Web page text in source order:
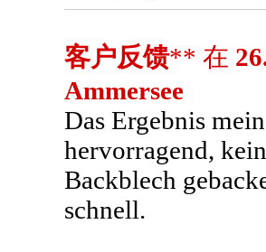
客户反馈** 在
Ammersee
Das Ergebnis
hervorragend,
Backblech
schnell.